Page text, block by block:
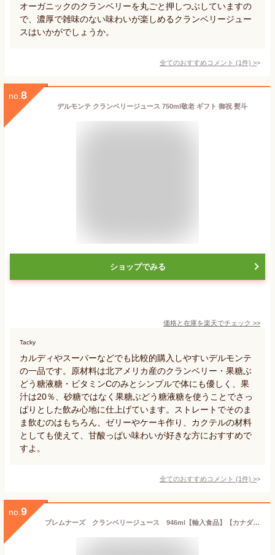
オーガニックのクランベリーを丸ごと押しつぶしていますの
で、濃厚で雑味のない味わいが楽しめるクランベリージュー
スはいかがでしょうか。
全てのおすすめコメント (1件) >
no. 8
デルモンテ クランベリージュース 750ml敬老 ギフト 御祝 熨斗
ショップでみる
価格と在庫を楽天でチェック >>
Tacky
カルディやスーパーなどでも比較的購入しやすいデルモンテ
の一品です。原材料は北アメリカ産のクランベリー・果糖ぶ
どう糖液糖・ビタミンCのみとシンプルで体にも優しく、果
汁は20％、砂糖ではなく果糖ぶどう糖液糖を使うことでさっ
ぱりとした飲み心地に仕上げています。ストレートでそのま
ま飲むのはもちろん、ゼリーやケーキ作り、カクテルの材料
としても使えて、甘酸っぱい味わいが好きな方におすすめで
すよ。
全てのおすすめコメント (1件) >
no. 9
ブレムナーズ クランベリージュース 946ml【輸入食品】【カナダフェア】